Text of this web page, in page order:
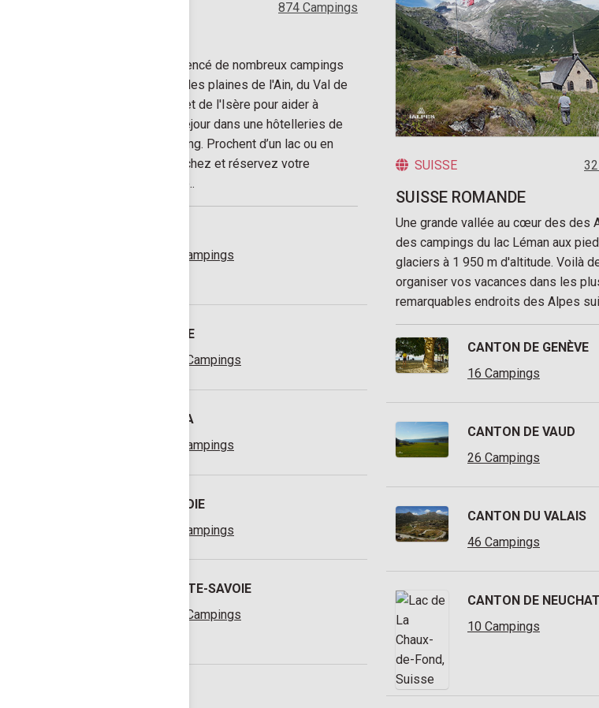
874 Campings
Nous avons référencé de nombreux campings
en Rhône-Alpes, des plaines de l'Ain, du Val de
Saône, du Rhône et de l'Isère pour aider à
organiser votre séjour dans une hôtelleries de
plein air, ou camping. Prochent d’un lac ou en
montagne, recherchez et réservez votre
campings en ligne..
58 Campings
ISÈRE
112 Campings
JURA
55 Campings
SAVOIE
96 Campings
HAUTE-SAVOIE
116 Campings
SUISSE
SUISSE ROMANDE
Une grande vallée au cœur des des
des campings du lac Léman aux
glaciers à 1 950 m d'altitude. Voilà
organiser vos vacances dans les
remarquables endroits des Alpes
CANTON DE GENÈVE
16 Campings
CANTON DE VAUD
26 Campings
CANTON DU VALAIS
46 Campings
CANTON DE
10 Campings